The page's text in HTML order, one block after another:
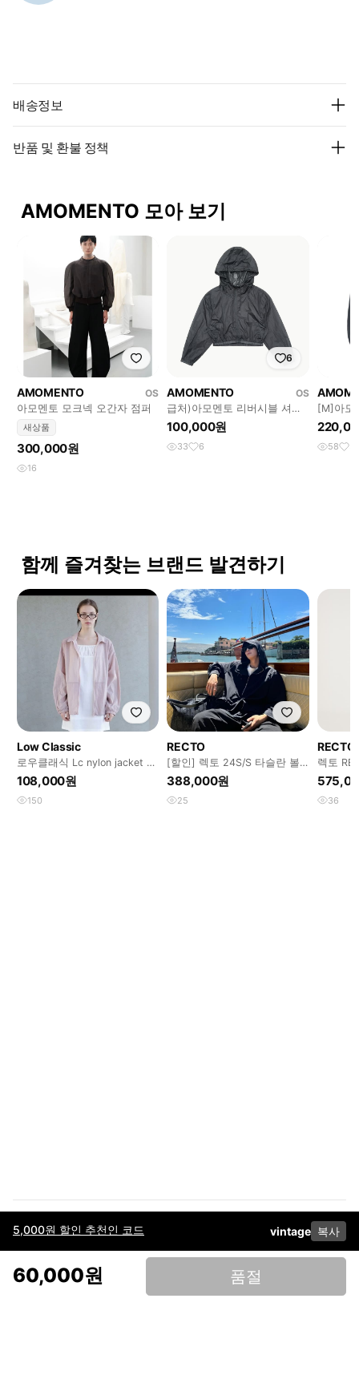
5,000원 할인 추천인 코드 vintage 복사
60,000원 품절
배송정보
반품 및 환불 정책
AMOMENTO 모아 보기
AMOMENTO
OS
아모멘토 모크넥 오간자 점퍼
새상품
300,000원
16
6
AMOMENTO
OS
급처)아모멘토 리버시블 셔링
바람막이
100,000원
33 6
[M]아모
58 3
함께 즐겨찾는 브랜드 발견하기
Low Classic
로우클래식 Lc nylon jacket 나
일론 자켓 핑크
108,000원
150
RECTO
[할인] 렉토 24S/S 타슬란 볼
륨 포켓 오버사이즈 아노락 블
388,000원
25
RECTO
렉토
니컬 후
36
이용약관고객센터판매개인정보 처리방침사업자 정보다운로드